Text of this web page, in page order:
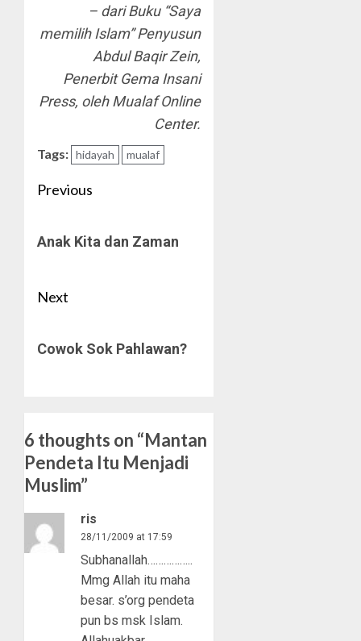
– dari Buku “Saya
memilih Islam” Penyusun
Abdul Baqir Zein,
Penerbit Gema Insani
Press, oleh Mualaf Online
Center.
Tags: hidayah mualaf
Post
Previous
post:
Anak Kita dan Zaman
Next
post:
Cowok Sok Pahlawan?
6 thoughts on “Mantan
Pendeta Itu Menjadi
Muslim”
ris
28/11/2009 at 17:59
Subhanallah……………..
Mmg Allah itu maha
besar. s’org pendeta
pun bs msk Islam.